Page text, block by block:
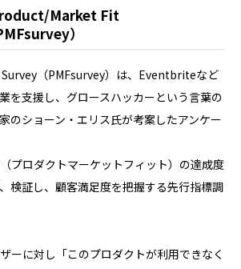
Market Fit
）
（PMFsurvey）は、Eventbriteなど
を支援し、グロースハッカーという言葉の
のショーン・エリス氏が考案したアンケー
プロダクトマーケットフィット）の達成度
検証し、顧客満足度を把握する先行指標調
ーに対し「このプロダクトが利用できなく